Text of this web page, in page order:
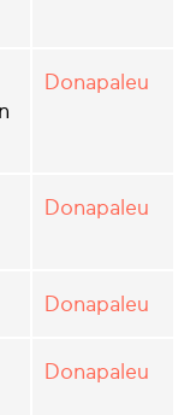
Donapaleu
Donapaleu
Donapaleu
Donapaleu